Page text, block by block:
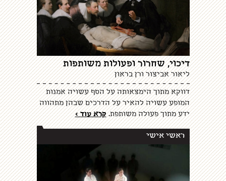
דיכוי, שחרור ופעולות משותפות
ליאור אביצור ורן בראון
דווקא מתוך הימצאותה על הסף עשויה אמנות
המופע עשויה להאיר על הדרכים שבהן מתהווה
ידע מתוך פעולה משותפת.קרא עוד >
ראשי אישי